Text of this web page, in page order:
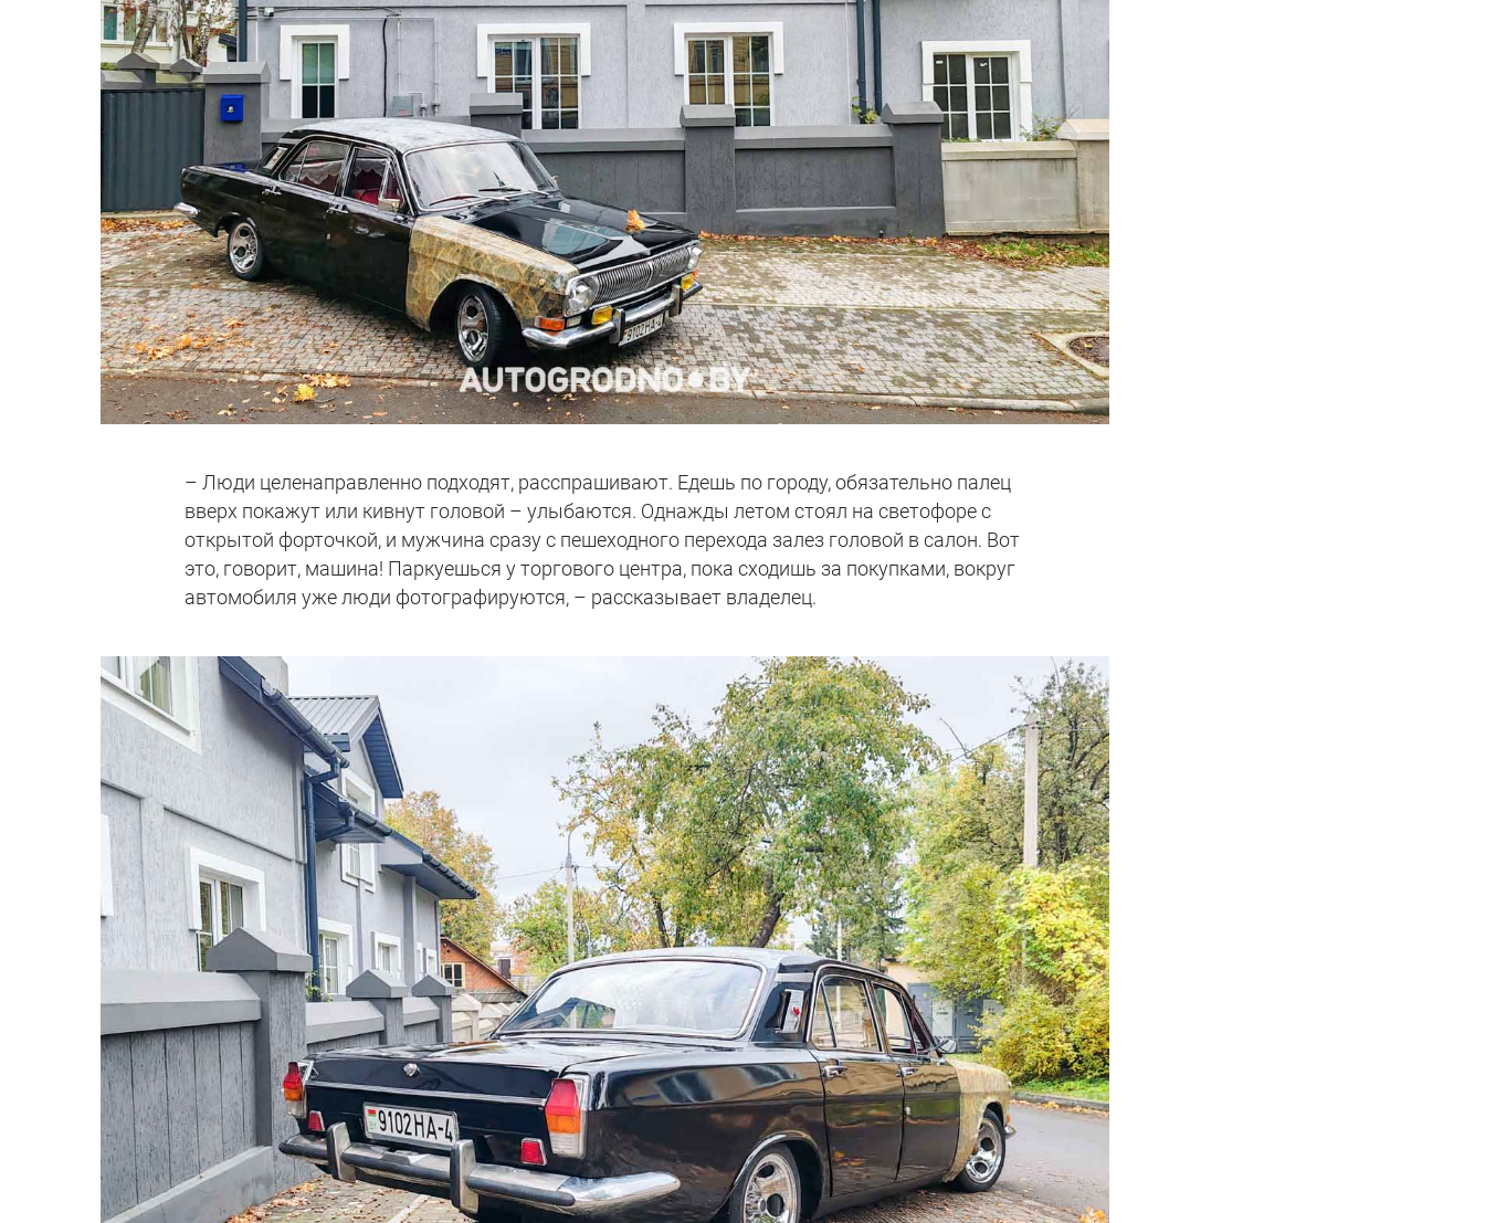
– Люди целенаправленно подходят, расспрашивают. Едешь по городу, обязательно палец
вверх покажут или кивнут головой – улыбаются. Однажды летом стоял на светофоре с
открытой форточкой, и мужчина сразу с пешеходного перехода залез головой в салон. Вот
это, говорит, машина! Паркуешься у торгового центра, пока сходишь за покупками, вокруг
автомобиля уже люди фотографируются, – рассказывает владелец.